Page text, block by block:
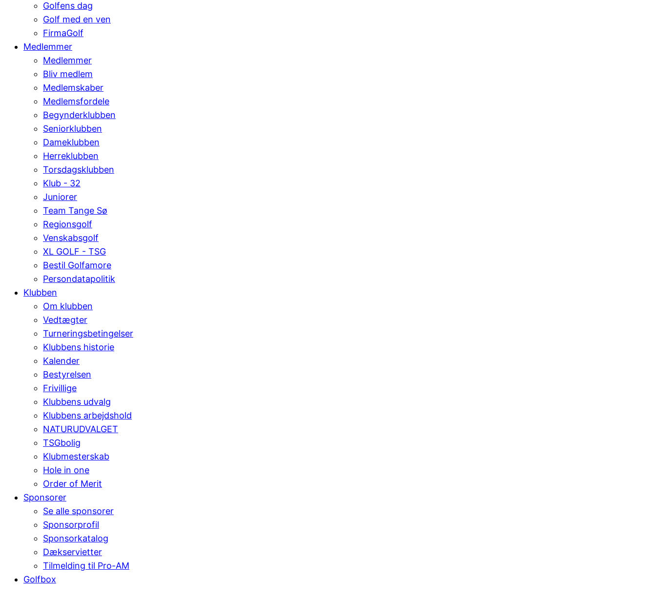
Golfens dag
Golf med en ven
FirmaGolf
Medlemmer
Medlemmer
Bliv medlem
Medlemskaber
Medlemsfordele
Begynderklubben
Seniorklubben
Dameklubben
Herreklubben
Torsdagsklubben
Klub - 32
Juniorer
Team Tange Sø
Regionsgolf
Venskabsgolf
XL GOLF - TSG
Bestil Golfamore
Persondatapolitik
Klubben
Om klubben
Vedtægter
Turneringsbetingelser
Klubbens historie
Kalender
Bestyrelsen
Frivillige
Klubbens udvalg
Klubbens arbejdshold
NATURUDVALGET
TSGbolig
Klubmesterskab
Hole in one
Order of Merit
Sponsorer
Se alle sponsorer
Sponsorprofil
Sponsorkatalog
Dækservietter
Tilmelding til Pro-AM
Golfbox